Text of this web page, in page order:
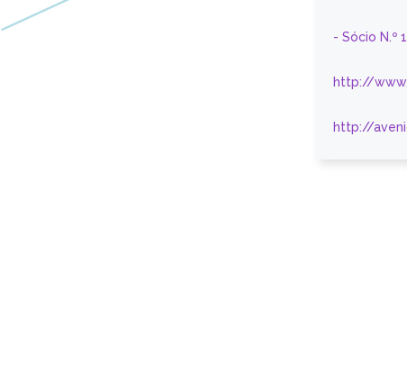
- Sócio N.º
http://
http://